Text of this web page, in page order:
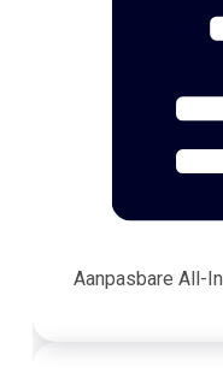
Aanpasbare All-